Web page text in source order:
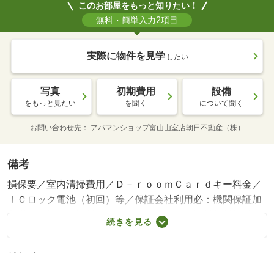
このお部屋をもっと知りたい！
無料・簡単入力2項目
実際に物件を見学 したい
写真
をもっと見たい
初期費用
を聞く
設備
について聞く
お問い合わせ先 アパマンショップ富山山室店朝日不動産（株）
備考
損保要／室内清掃費用／Ｄ－ｒｏｏｍＣａｒｄキー料金／
ＩＣロック電池（初回）等／保証会社利用必：機関保証加
入必須。初回保証料３５０００円、月額保証料賃料等総額
の１％＋８００円／月（その他商品あり）／［退去時費
続きを見る